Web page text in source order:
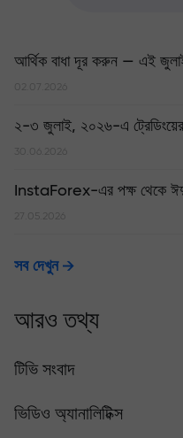
আর্থিক বাধা দূর করুন — এই
02.07.2026
২-৩ জুলাই, ২০২৬-এ ট্রেডিংয়ের
30.06.2026
InstaForex-এর পক্ষ থেকে
27.05.2026
সব দেখুন
আরও তথ্য
টিভি সংবাদ
ভিডিও অ্যানালিটিক্স